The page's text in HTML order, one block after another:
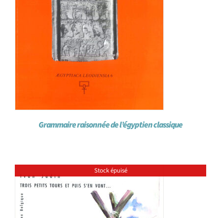
Grammaire raisonnée de l’égyptien classique
Stock épuisé